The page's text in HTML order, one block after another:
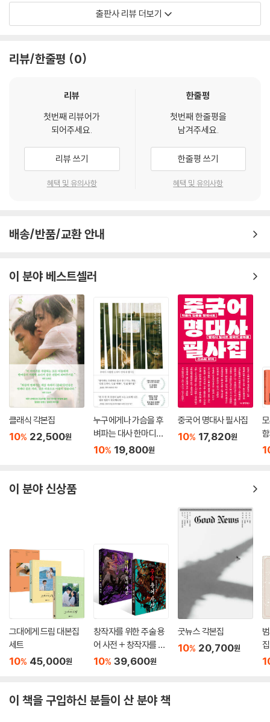
프, 삶의 방향을 잃고 무력감에 침묵하는 옐레나, 그리고 나이 듦과 소외의
공포에 떠는 세레브랴코프 교수까지, 〈바냐 삼촌〉에는 선인도 악인도 없다.
고통은 장엄한 형태를 취하지 않으며, 오늘과 판박이인 내일을 마주해야
쉴 수 있을 거예요”라고 되풀이하는 소냐의 주문 같은 대사는 관객과 독자
책을 덮는 순간 독자는 불현듯 자기 안에서 바냐의 후회와 소냐의 인내, 아
스트로프의 피로를 발견하게 될 것입니다. 19세기 러시아 시골 영지를 배
경으로 하지만 지금 이 순간을 살아 내는 우리 모두의 이야기이기도 하다.
출판사 리뷰 더보기
리뷰/한줄평 0
리뷰
첫번째 리뷰어가
되어주세요.
리뷰 쓰기
혜택 및 유의사항
한줄평
첫번째 한줄평을
남겨주세요.
한줄평 쓰기
혜택 및 유의사항
배송/반품/교환 안내
이 분야 베스트셀러
클래식 각본집
10% 22,500원
누구에게나 가슴을 후
벼파는 대사 한마디가
있다
10% 19,800원
중국어 명대사 필사집
10% 17,820원
이 분야 신상품
그대에게 드림 대본집
세트
10% 45,000원
창작자를 위한 주술 용
어 사전 + 창작자를 위
한 판타지 용어 사전 세
10% 39,600원
굿뉴스 각본집
10% 20,700원
집
이 책을 구입하신 분들이 산 분야 책